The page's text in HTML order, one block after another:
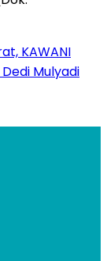
KAWANI
Mulyadi